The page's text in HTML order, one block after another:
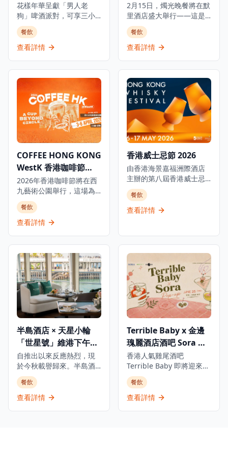
花樣年華呈獻「男人老
狗」啤酒派對，可享三小
時任飲四款啤酒和任食佐
酒小食，加上DJ打碟、啤
酒遊戲炒熱氣氛，音樂、
款啤酒，包括口感清爽的
慕尼黑啤酒Löwenbräu、
經典啤酒Budweiser，以
及本地精釀啤酒品牌鬼佬
的兩款手工啤酒——帶有
咖啡與可可風味的鬼佬
Stout及散發水果香氣和花
酒小食，包括洋蔥圈配燒
烤醬、波浪薯條，以及熱
狗DIY專區，讓大家隨心配
搭自己喜愛的醬料與配
料，創造獨一無二的專屬
熱狗！ 派對更設有多項派
對遊戲，包括啤酒乒乓大
戰，以隊伍形式進行，將
輪流將啤酒倒入漂浮的烈
酒杯中，考驗技巧與運
氣，勝出者可贏得花樣年
華啤酒通行証一張。當晚
更有音樂人現場打碟，以
節拍強勁的音樂貫穿全
場，帶動熾熱氣氛，讓每
位賓客在啤酒、美食與音
浪中，盡情享受難忘一
夜。
餐飲
查看詳情
2月15日，燭光晚餐將在默
里酒店盛大舉行——這是
一場浪漫的情人節體驗，
燭光搖曳，現場表演精彩
紛呈，更有精緻晚餐在私
為此情人節特別設計的全
新菜單，與默里酒店永恆
的優雅氣質相得益彰。 這
場浪漫之夜專為摯友、情
侶以及所有熱愛浪漫時
刻、渴望與心愛之人共享
晚餐的人們而設。 放慢腳
當下。情人節燭光晚餐將
在戶外（有遮擋的屋頂
下）舉行。 🪉 音樂家：
The Euphonious（三重
奏） 豎琴演奏家：Jadie
Cheuk 小提琴手：賴賴路
餐飲
查看詳情
COFFEE HONG KONG
WestK 香港咖啡節
2026
2026年香港咖啡節將在西
九藝術公園舉行，這場為
期四天的盛會展示本地咖
啡文化精髓，同時歡迎國
際咖啡品牌和咖啡師參與
規模的戶外咖啡音樂派
對，融合DJ表演與咖啡文
化。 第二天配合兒童節，
舉辦親子足球比賽等家庭
友好活動。 第三天邀請參
加者在草地上體驗日出及
日落瑜伽，尋找身心平
與，舉辦寵物挑戰賽及促
進人寵互動的活動。 活動
以「一杯連繫世界」為理
念，將咖啡文化延伸至不
同社群和生活方式。 票價
選擇：全日通行證（港幣
220元）或單次入場票（港
幣60元） 門票於2026年3
餐飲
查看詳情
香港威士忌節 2026
由香港海景嘉福洲際酒店
主辦的第八屆香港威士忌
節即將隆重舉行,這是城中
最大型的威士忌節及威士
忌培育活動。 活動將於5月
家主持的大師課程。 尊貴
嘉賓包括 Whiskyfun.com
創辦人 Mr Serge
Valentin、Elixir Distillers
董事總經理 Mr Sukhinder
Singh,以及 Gordon &
MacPhail／Benromach
全球銷售總監 Mr Richard
Urquhart,並雲集多位於全
球威士忌界極具影響力的
人仕。 活動讓對威士忌有
不同程度認識的愛好者聚
首一堂,與世界頂尖威士忌
專家及品牌大使彼此交流,
擴闊對威士忌的視野,一同
餐飲
查看詳情
半島酒店 × 天星小輪
「世星號」維港下午茶
及黃昏雞尾酒遊船河
自推出以來反應熱烈，現
於今秋載譽歸來。半島酒
店與天星小輪「世星號」
再度揚帆，帶來一系列精
緻的維港海上體驗。 下午
餐飲
查看詳情
Terrible Baby x 金邊
瑰麗酒店酒吧 Sora 限
定快閃酒吧
香港人氣雞尾酒吧
Terrible Baby 即將迎來一
場萬眾期待的限定快閃！6
月25日晚上7時，Terrible
Baby 將攜手金邊瑰麗酒店
餐飲
查看詳情